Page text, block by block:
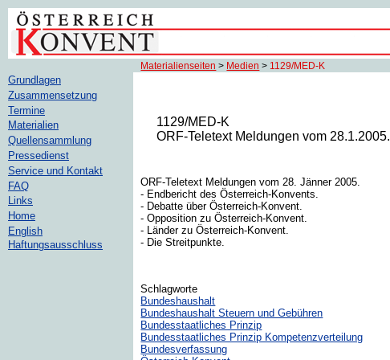
Materialienseiten > Medien > 1129/MED-K
1129/MED-K
ORF-Teletext Meldungen vom 28.1.2005.
ORF-Teletext Meldungen vom 28. Jänner 2005.
- Endbericht des Österreich-Konvents.
- Debatte über Österreich-Konvent.
- Opposition zu Österreich-Konvent.
- Länder zu Österreich-Konvent.
- Die Streitpunkte.
Schlagworte
Bundeshaushalt
Bundeshaushalt Steuern und Gebühren
Bundesstaatliches Prinzip
Bundesstaatliches Prinzip Kompetenzverteilung
Bundesverfassung
Grundlagen
Zusammensetzung
Termine
Materialien
Quellensammlung
Pressedienst
Service und Kontakt
FAQ
Links
Home
English
Haftungsausschluss